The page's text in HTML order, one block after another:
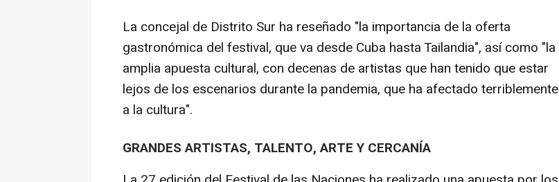
La concejal de Distrito Sur ha reseñado "la importancia de la oferta
gastronómica del festival, que va desde Cuba hasta Tailandia", así como "la
amplia apuesta cultural, con decenas de artistas que han tenido que estar
lejos de los escenarios durante la pandemia, que ha afectado terriblemente
a la cultura".
GRANDES ARTISTAS, TALENTO, ARTE Y CERCANÍA